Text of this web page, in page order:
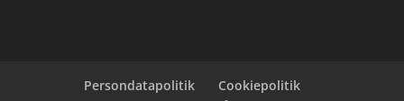
Persondatapolitik
Cookiepolitik